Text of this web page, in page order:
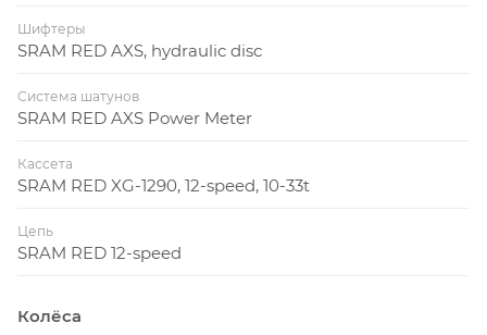
Шифтеры
SRAM RED AXS, hydraulic disc
Система шатунов
SRAM RED AXS Power Meter
Кассета
SRAM RED XG-1290, 12-speed, 10-33t
Цепь
SRAM RED 12-speed
Колёса